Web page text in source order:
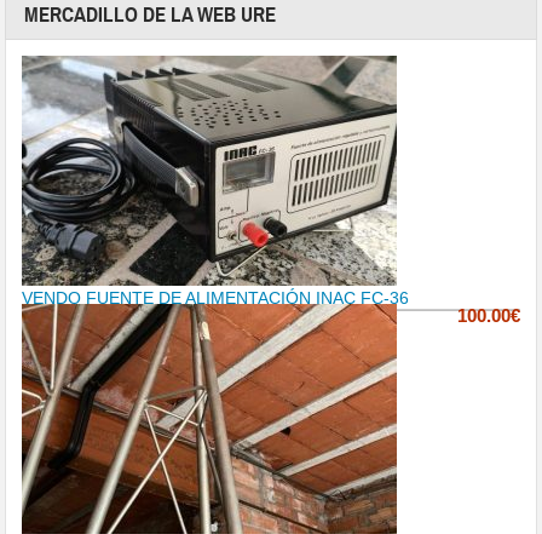
MERCADILLO DE LA WEB URE
VENDO FUENTE DE ALIMENTACIÓN INAC FC-36
100.00€